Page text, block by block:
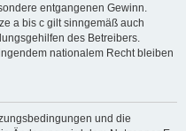
entgangenen Gewinn.
a bis c gilt sinngemäß auch
des Betreibers.
nationalem Recht bleiben
und die